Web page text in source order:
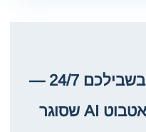
סוכנת חכמה שעובדת בשבילכם 24/7 —
גם כשאתם ישנים. צ'אטבוט AI שסוגר